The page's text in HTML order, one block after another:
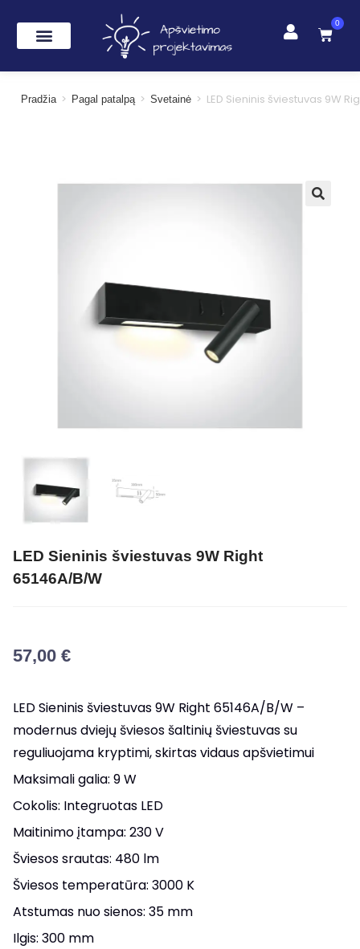
0
Pradžia > Pagal patalpą > Svetainė > LED Sieninis šviestuvas 9W
LED Sieninis šviestuvas 9W Right
65146A/B/W
57,00 €
LED Sieninis šviestuvas 9W Right 65146A/B/W –
modernus dviejų šviesos šaltinių šviestuvas su
reguliuojama kryptimi, skirtas vidaus apšvietimui
Maksimali galia: 9 W
Cokolis: Integruotas LED
Maitinimo įtampa: 230 V
Šviesos srautas: 480 lm
Šviesos temperatūra: 3000 K
Atstumas nuo sienos: 35 mm
Ilgis: 300 mm